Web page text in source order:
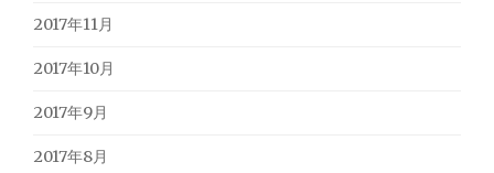
2017年11月
2017年10月
2017年9月
2017年8月